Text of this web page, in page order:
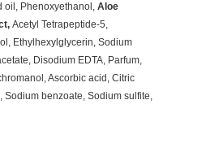
oil, Phenoxyethanol, Aloe
Acetyl Tetrapeptide-5,
Ethylhexylglycerin, Sodium
Disodium EDTA, Parfum,
Ascorbic acid, Citric
Sodium benzoate, Sodium sulfite,